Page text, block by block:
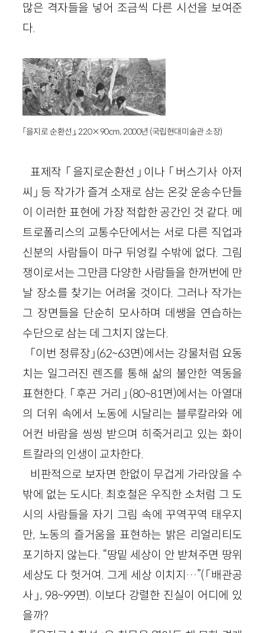
많은 격자들을 넣어 조금씩 다른 시선을 보여준
다.
「을지로 순환선」, 220×90cm, 2000년 (국립현대미술관 소장)
표제작 「을지로순환선」이나 「버스기사 아저
씨」 등 작가가 즐겨 소재로 삼는 온갖 운송수단들
이 이러한 표현에 가장 적합한 공간인 것 같다. 메
트로폴리스의 교통수단에서는 서로 다른 직업과
신분의 사람들이 마구 뒤엉킬 수밖에 없다. 그림
쟁이로서는 그만큼 다양한 사람들을 한꺼번에 만
날 장소를 찾기는 어려울 것이다. 그러나 작가는
그 장면들을 단순히 모사하며 데쌩을 연습하는
수단으로 삼는 데 그치지 않는다.
「이번 정류장」(62~63면)에서는 강물처럼 요동
치는 일그러진 렌즈를 통해 삶의 불안한 역동을
표현한다. 「후끈 거리」(80~81면)에서는 아열대
의 더위 속에서 노동에 시달리는 블루칼라와 에
어컨 바람을 씽씽 받으며 히죽거리고 있는 화이
트칼라의 인생이 교차한다.
비판적으로 보자면 한없이 무겁게 가라앉을 수
밖에 없는 도시다. 최호철은 우직한 소처럼 그 도
시의 사람들을 자기 그림 속에 꾸역꾸역 태우지
만, 노동의 즐거움을 표현하는 밝은 리얼리티도
포기하지 않는다. “땅밑 세상이 안 받쳐주면 땅위
세상도 다 헛거여. 그게 세상 이치지…”(「배관공
사」, 98~99면). 이보다 강렬한 진실이 어디에 있
을까?